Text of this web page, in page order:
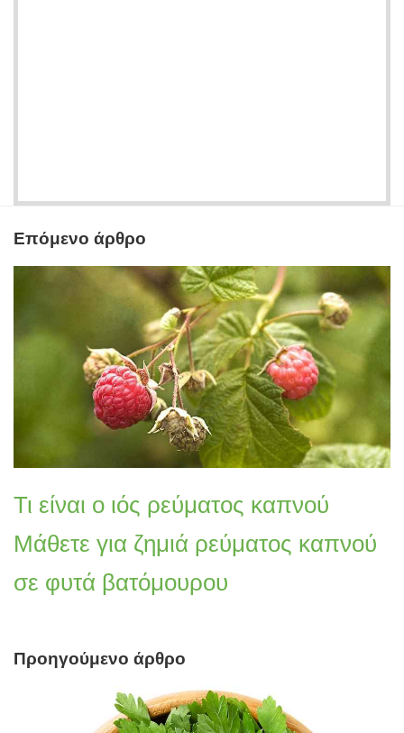
Επόμενο άρθρο
Τι είναι ο ιός ρεύματος καπνού
Μάθετε για ζημιά ρεύματος καπνού
σε φυτά βατόμουρου
Προηγούμενο άρθρο